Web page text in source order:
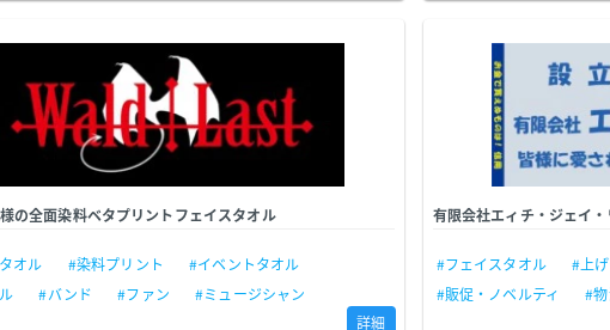
の全面染料ベタプリントフェイスタオル
オル #染料プリント
#イベントタオル
#バンド #ファン
#ミュージシャン
詳細
有限会社エィチ・ジェイ
#フェイスタオル #上
#販促・ノベルティ
#